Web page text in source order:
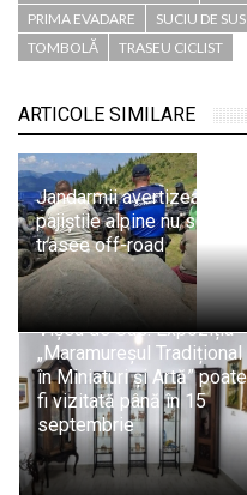
PRIMA EVADARE
SUCIU DE SUS
TOMBOLĂ
TRASEU CICLIST
ARTICOLE SIMILARE
Jandarmii avertizează:
pajiștile alpine nu sunt
trasee off-road
Vișeu de Sus: Expoziția
„Maramureșul Tradițional
în Miniaturi și Artă” poate
fi vizitată până în 15
septembrie